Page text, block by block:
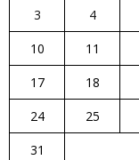
3
4
10
11
17
18
24
25
31